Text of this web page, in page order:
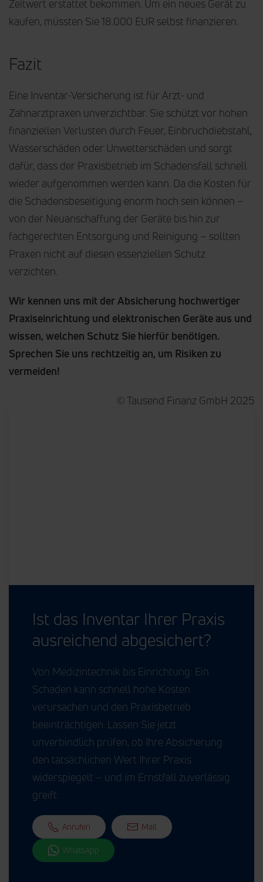
Zeitwert erstattet bekommen. Um ein neues Gerät zu
kaufen, müssten Sie 18.000 EUR selbst finanzieren.
Fazit
Eine Inventar-Versicherung ist für Arzt- und
Zahnarztpraxen unverzichtbar. Sie schützt vor hohen
finanziellen Verlusten durch Feuer, Einbruchdiebstahl,
Wasserschäden oder Unwetterschäden und sorgt
dafür, dass der Praxisbetrieb im Schadensfall schnell
wieder aufgenommen werden kann. Da die Kosten für
die Schadensbeseitigung enorm hoch sein können –
von der Neuanschaffung der Geräte bis hin zur
fachgerechten Entsorgung und Reinigung – sollten
Praxen nicht auf diesen essenziellen Schutz
verzichten.
Wir kennen uns mit der Absicherung hochwertiger
Praxiseinrichtung und elektronischen Geräte aus und
wissen, welchen Schutz Sie hierfür benötigen.
Sprechen Sie uns rechtzeitig an, um Risiken zu
vermeiden!
© Tausend Finanz GmbH 2025
Ist das Inventar Ihrer Praxis
ausreichend abgesichert?
Von Medizintechnik bis Einrichtung: Ein
Schaden kann schnell hohe Kosten
verursachen und den Praxisbetrieb
beeinträchtigen. Lassen Sie jetzt
unverbindlich prüfen, ob Ihre Absicherung
den tatsächlichen Wert Ihrer Praxis
widerspiegelt – und im Ernstfall zuverlässig
greift.
Anrufen Mail
WhatsApp